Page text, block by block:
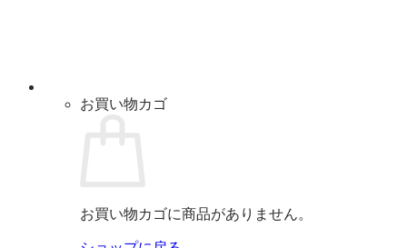
お買い物カゴ
お買い物カゴに商品がありません。